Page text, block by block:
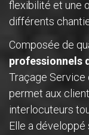
flexibilité et une
différents
Composée de
professionnels
Traçage
permet aux
interlocuteurs
Elle a